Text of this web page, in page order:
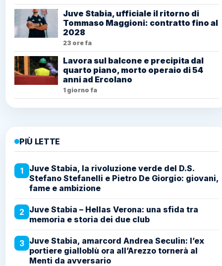
Juve Stabia, ufficiale il ritorno di
Tommaso Maggioni: contratto fino al
2028
23 ore fa
Lavora sul balcone e precipita dal
quarto piano, morto operaio di 54
anni ad Ercolano
1 giorno fa
PIÙ LETTE
1
Juve Stabia, la rivoluzione verde del D.S.
Stefano Stefanelli e Pietro De Giorgio: giovani,
fame e ambizione
2 Juve Stabia – Hellas Verona: una sfida tra
memoria e storia dei due club
3 Juve Stabia, amarcord Andrea Seculin: l’ex
portiere gialloblù ora all’Arezzo tornerà al
Menti da avversario